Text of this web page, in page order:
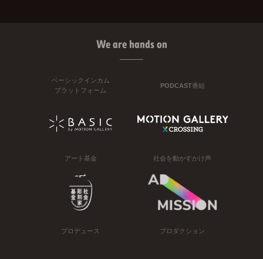
We are hands on
ベーシックインカム
プラットフォーム
PODCAST番組
アート基金 社会を動かすかけ声
プロデュース プロダクション